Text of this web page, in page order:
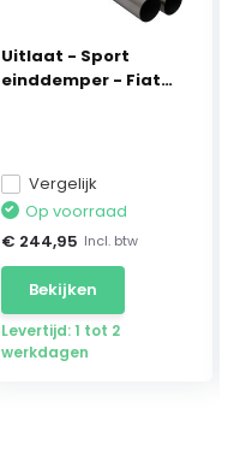
Uitlaat - Sport
einddemper - Fiat
Vergelijk
Op voorraad
€ 244,95 Incl. btw
Bekijken
Levertijd: 1 tot 2
werkdagen